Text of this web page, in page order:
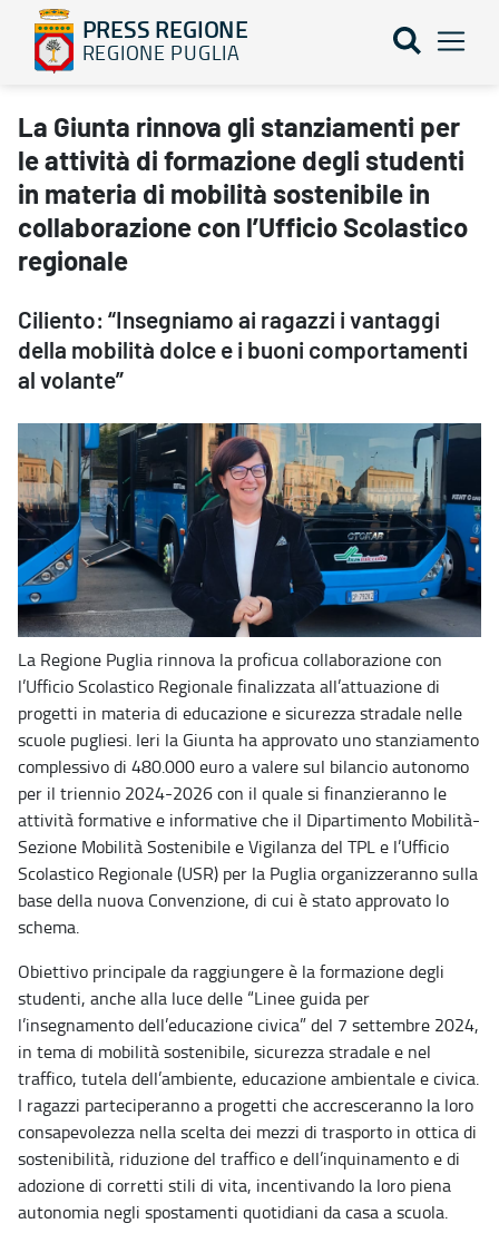
PRESS REGIONE
REGIONE PUGLIA
La Giunta rinnova gli stanziamenti per le attività di formazione
La Giunta rinnova gli stanziamenti per
le attività di formazione degli studenti
in materia di mobilità sostenibile in
collaborazione con l’Ufficio Scolastico
regionale
Ciliento: “Insegniamo ai ragazzi i vantaggi
della mobilità dolce e i buoni comportamenti
al volante”
La Regione Puglia rinnova la proficua collaborazione con
l’Ufficio Scolastico Regionale finalizzata all’attuazione di
progetti in materia di educazione e sicurezza stradale nelle
scuole pugliesi. Ieri la Giunta ha approvato uno stanziamento
complessivo di 480.000 euro a valere sul bilancio autonomo
per il triennio 2024-2026 con il quale si finanzieranno le
attività formative e informative che il Dipartimento Mobilità-
Sezione Mobilità Sostenibile e Vigilanza del TPL e l’Ufficio
Scolastico Regionale (USR) per la Puglia organizzeranno sulla
base della nuova Convenzione, di cui è stato approvato lo
schema.
Obiettivo principale da raggiungere è la formazione degli
studenti, anche alla luce delle “Linee guida per
l’insegnamento dell’educazione civica” del 7 settembre 2024,
in tema di mobilità sostenibile, sicurezza stradale e nel
traffico, tutela dell’ambiente, educazione ambientale e civica.
I ragazzi parteciperanno a progetti che accresceranno la loro
consapevolezza nella scelta dei mezzi di trasporto in ottica di
sostenibilità, riduzione del traffico e dell’inquinamento e di
adozione di corretti stili di vita, incentivando la loro piena
autonomia negli spostamenti quotidiani da casa a scuola.